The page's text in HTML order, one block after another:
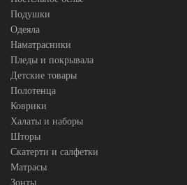
Подушки
Одеяла
Наматрасники
Пледы и покрывала
Детские товары
Полотенца
Коврики
Халаты и наборы
Шторы
Скатерти и салфетки
Матрасы
Зонты